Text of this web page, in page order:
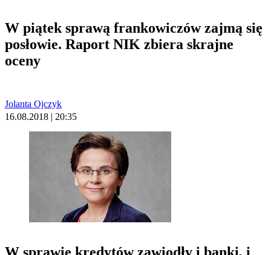
W piątek sprawą frankowiczów zajmą się
posłowie. Raport NIK zbiera skrajne
oceny
Jolanta Ojczyk
16.08.2018 | 20:35